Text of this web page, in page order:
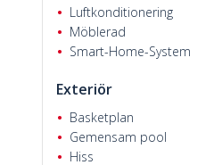
Luftkonditionering
Möblerad
Smart-Home-System
Exteriör
Basketplan
Gemensam pool
Hiss